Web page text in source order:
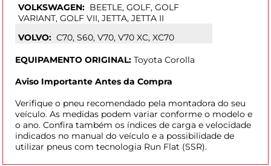
VOLKSWAGEN: BEETLE, GOLF, GOLF
VARIANT, GOLF VII, JETTA, JETTA II
VOLVO: C70, S60, V70, V70 XC, XC70
EQUIPAMENTO ORIGINAL: Toyota Corolla
Aviso Importante Antes da Compra
Verifique o pneu recomendado pela montadora do seu
veículo. As medidas podem variar conforme o modelo e
o ano. Confira também os índices de carga e velocidade
indicados no manual do veículo e a possibilidade de
utilizar pneus com tecnologia Run Flat (SSR).